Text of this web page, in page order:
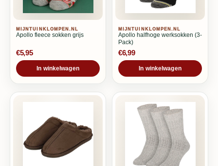
MIJNTUINKLOMPEN.NL
Apollo fleece sokken grijs
€5,95
In winkelwagen
MIJNTUINKLOMPEN.NL
Apollo halfhoge werksokken (3-
Pack)
€6,99
In winkelwagen